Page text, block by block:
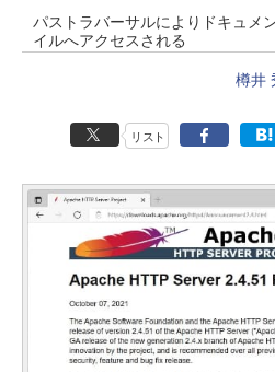
パストラバーサルによりドキュメ
イルへアクセスされる
樽井
リスト